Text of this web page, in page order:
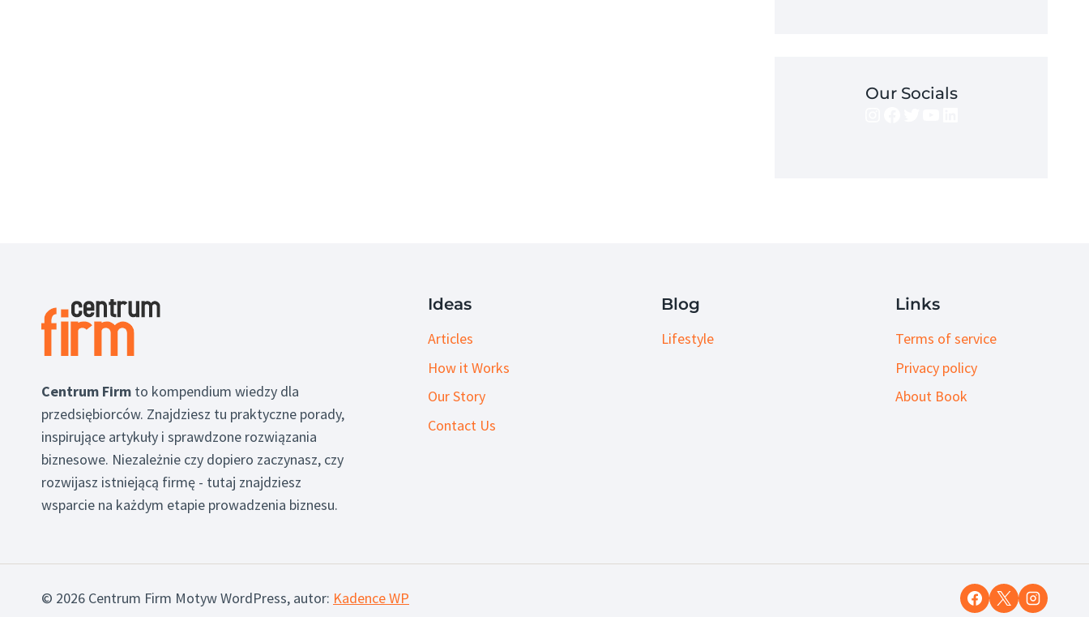
Our Socials
Centrum Firm to kompendium wiedzy dla
przedsiębiorców. Znajdziesz tu praktyczne porady,
inspirujące artykuły i sprawdzone rozwiązania
biznesowe. Niezależnie czy dopiero zaczynasz, czy
rozwijasz istniejącą firmę - tutaj znajdziesz
wsparcie na każdym etapie prowadzenia biznesu.
Ideas
Articles
How it Works
Our Story
Contact Us
Blog
Lifestyle
Links
Terms of service
Privacy policy
About Book
© 2026 Centrum Firm Motyw WordPress, autor: Kadence WP